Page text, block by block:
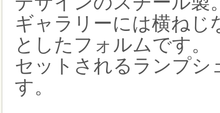
ギャラリーには横ねじ
としたフォルムです。
セットされるランプシ
す。